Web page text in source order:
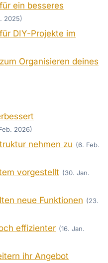
ein besseres
2025)
DIY-Projekte im
Organisieren deines
2026)
nehmen zu (6. Feb.
vorgestellt (30. Jan.
neue Funktionen (23.
effizienter (16. Jan.
ihr Angebot